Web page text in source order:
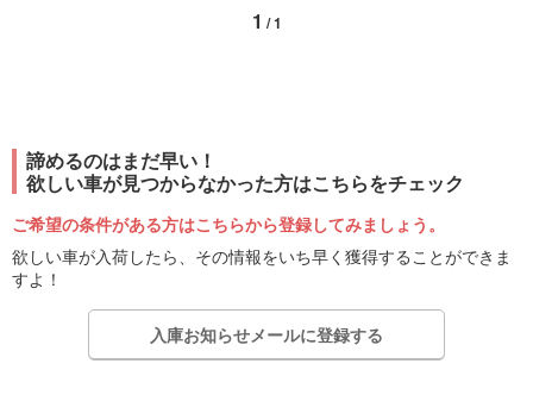
1 / 1
諦めるのはまだ早い！
欲しい車が見つからなかった方はこちらをチェック
ご希望の条件がある方はこちらから登録してみましょう。
欲しい車が入荷したら、その情報をいち早く獲得することができま
すよ！
入庫お知らせメールに登録する